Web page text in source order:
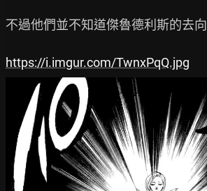
不過他們並不知道傑魯德利斯的去向
https://i.imgur.com/TwnxPqQ.jpg